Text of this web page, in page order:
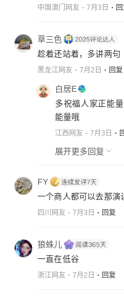
中国澳门网友 7月3日
草三色
趁着还站着，多讲两句
黑龙江网友 7月2日 回复
白居E
多祝福人家正能
能量哦
江西网友 7月3日
展开更多回复
FY
一个商人都可以去那演
四川网友 7月3日 回复
狼蛛儿
一直在低谷
浙江网友 7月2日 回复